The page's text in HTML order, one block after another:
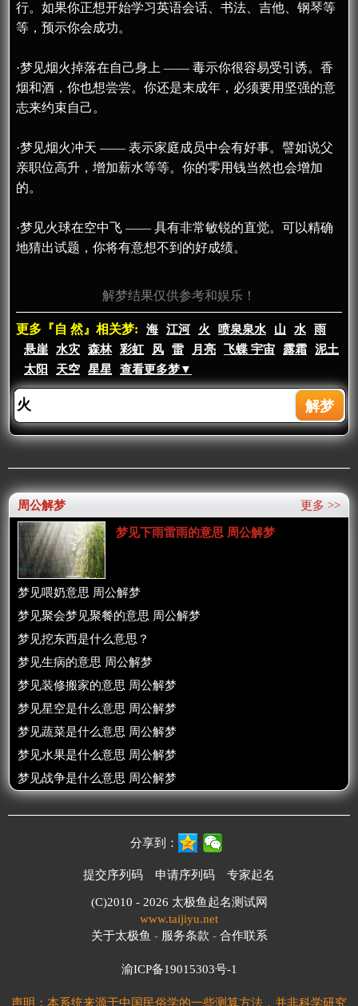
行。如果你正想开始学习英语会话、书法、吉他、钢琴等
等，预示你会成功。
·梦见烟火掉落在自己身上 —— 毒示你很容易受引诱。香
烟和酒，你也想尝尝。你还是末成年，必须要用坚强的意
志来约束自己。
·梦见烟火冲天 —— 表示家庭成员中会有好事。譬如说父
亲职位高升，增加薪水等等。你的零用钱当然也会增加
的。
·梦见火球在空中飞 —— 具有非常敏锐的直觉。可以精确
地猜出试题，你将有意想不到的好成绩。
解梦结果仅供参考和娱乐！
更多『自 然』相关梦: 海 江河 火 喷泉泉水 山 水
雨
悬崖
水灾 森林 彩虹 风 雷 月亮 飞蝶 宇宙 露霜
泥土
太阳
天空 星星 查看更多梦▼
更多 >>
周公解梦
梦见下雨雷雨的意思 周公解梦
梦见喂奶意思 周公解梦
梦见聚会梦见聚餐的意思 周公解梦
梦见挖东西是什么意思？
梦见生病的意思 周公解梦
梦见装修搬家的意思 周公解梦
梦见星空是什么意思 周公解梦
梦见蔬菜是什么意思 周公解梦
梦见水果是什么意思 周公解梦
梦见战争是什么意思 周公解梦
分享到：
提交序列码 申请序列码 专家起名
(C)2010 - 2026 太极鱼起名测试网
www.taijiyu.net
关于太极鱼 - 服务条款 - 合作联系
渝ICP备19015303号-1
声明：本系统来源于中国民俗学的一些测算方法，并非科学研究